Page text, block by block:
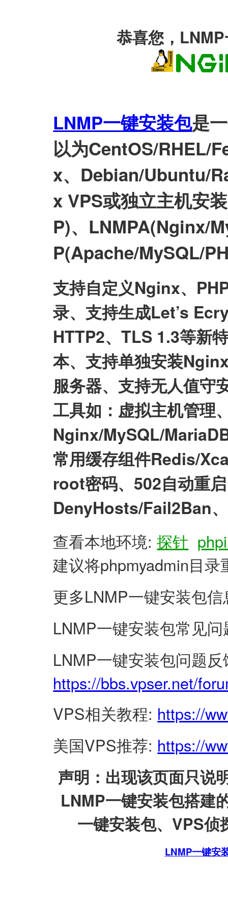
恭喜您，
LNMP一键安装包是
以为CentOS/RHEL/
x、Debian/Ubuntu/
x VPS或独立主机安
P)、LNMPA(Nginx/
P(Apache/MySQL/
支持自定义Nginx、
录、支持生成Let’s
HTTP2、TLS 1.3等新
本、支持单独安装
服务器、支持无人值守
工具如：虚拟主机管理
Nginx/MySQL/
常用缓存组件Redis/
root密码、502自动重
DenyHosts/Fail2Ban
查看本地环境:探针
建议将phpmyadmin目
更多LNMP一键安装包
LNMP一键安装包常见
LNMP一键安装包问题
https://bbs.vpser.net/
VPS相关教程: https://
美国VPS推荐: https://
声明：出现该页面只说
LNMP一键安装包搭建
一键安装包、VPS
LNMP一键安